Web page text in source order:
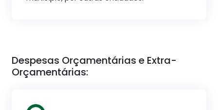
Despesas Orçamentárias e Extra-
Orçamentárias: